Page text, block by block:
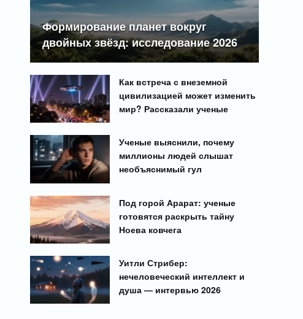
Формирование планет вокруг
двойных звёзд: исследование 2026
Как встреча с внеземной
цивилизацией может изменить
мир? Рассказали ученые
Ученые выяснили, почему
миллионы людей слышат
необъяснимый гул
Под горой Арарат: ученые
готовятся раскрыть тайну
Ноева ковчега
Уитли Стрибер:
нечеловеческий интеллект и
душа — интервью 2026